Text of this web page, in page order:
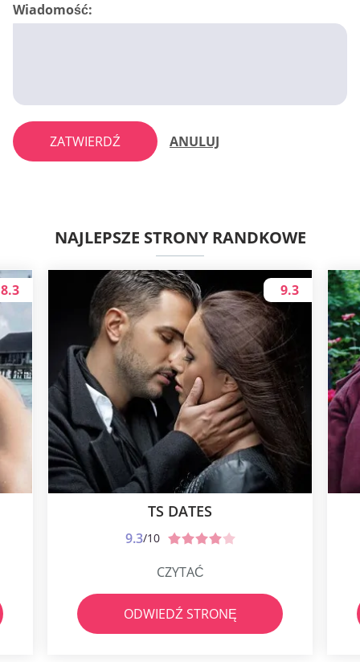
Wiadomość:
ZATWIERDŹ ANULUJ
NAJLEPSZE STRONY RANDKOWE
8.3
TS DATES
9.3/10
9.3
CZYTAĆ
ODWIEDŹ STRONĘ